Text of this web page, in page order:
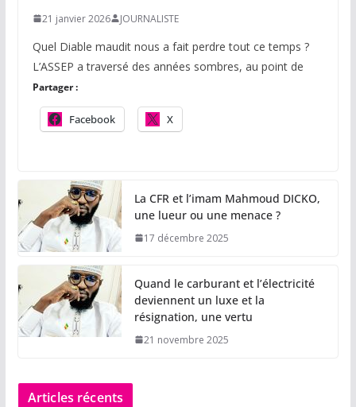
21 janvier 2026 JOURNALISTE
Quel Diable maudit nous a fait perdre tout ce temps ?
L’ASSEP a traversé des années sombres, au point de
Partager :
Facebook X
La CFR et l’imam Mahmoud DICKO,
une lueur ou une menace ?
17 décembre 2025
Quand le carburant et l’électricité
deviennent un luxe et la
résignation, une vertu
21 novembre 2025
Articles récents